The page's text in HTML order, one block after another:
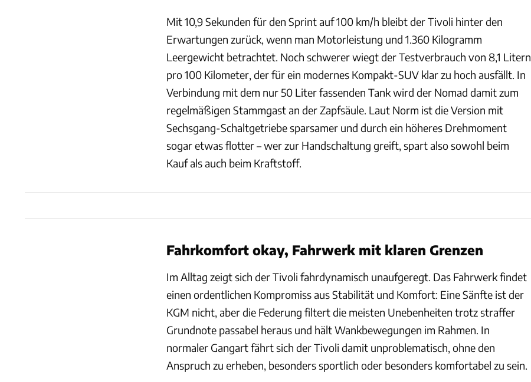
Mit 10,9 Sekunden für den Sprint auf 100 km/h bleibt der Tivoli hinter den
Erwartungen zurück, wenn man Motorleistung und 1.360 Kilogramm
Leergewicht betrachtet. Noch schwerer wiegt der Testverbrauch von 8,1 Litern
pro 100 Kilometer, der für ein modernes Kompakt-SUV klar zu hoch ausfällt. In
Verbindung mit dem nur 50 Liter fassenden Tank wird der Nomad damit zum
regelmäßigen Stammgast an der Zapfsäule. Laut Norm ist die Version mit
Sechsgang-Schaltgetriebe sparsamer und durch ein höheres Drehmoment
sogar etwas flotter – wer zur Handschaltung greift, spart also sowohl beim
Kauf als auch beim Kraftstoff.
Fahrkomfort okay, Fahrwerk mit klaren Grenzen
Im Alltag zeigt sich der Tivoli fahrdynamisch unaufgeregt. Das Fahrwerk findet
einen ordentlichen Kompromiss aus Stabilität und Komfort: Eine Sänfte ist der
KGM nicht, aber die Federung filtert die meisten Unebenheiten trotz straffer
Grundnote passabel heraus und hält Wankbewegungen im Rahmen. In
normaler Gangart fährt sich der Tivoli damit unproblematisch, ohne den
Anspruch zu erheben, besonders sportlich oder besonders komfortabel zu sein.